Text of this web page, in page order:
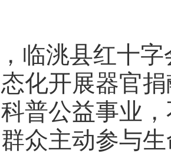
临洮县红十
化开展器官
普公益事业
众主动参与